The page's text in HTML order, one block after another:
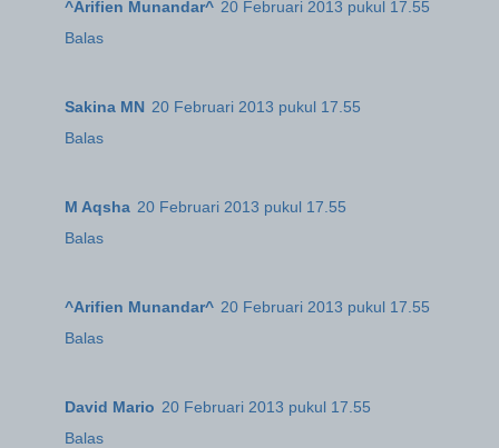
^Arifien Munandar^ 20 Februari 2013 pukul 17.55
Balas
Sakina MN 20 Februari 2013 pukul 17.55
Balas
M Aqsha 20 Februari 2013 pukul 17.55
Balas
^Arifien Munandar^ 20 Februari 2013 pukul 17.55
Balas
David Mario 20 Februari 2013 pukul 17.55
Balas